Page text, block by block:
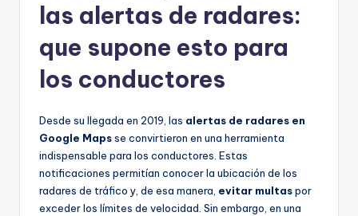
las alertas de radares:
que supone esto para
los conductores
Desde su llegada en 2019, las alertas de radares en
Google Mapsse convirtieron en una herramienta
indispensable para los conductores. Estas
notificaciones permitían conocer la ubicación de los
radares de tráfico y, de esa manera, evitar multaspor
exceder los límites de velocidad. Sin embargo, en una